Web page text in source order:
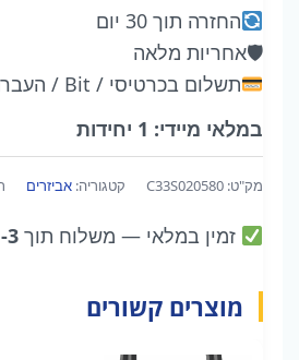
series
החזרה תוך 30 יום
🛡אחריות מלאה
תשלום בכרטיסי / Bit / העברה
במלאי מיידי: 1 יחידות
מק"ט: C33S020580 קטגוריה: אביזרים
זמין במלאי — משלוח תוך1-3
מוצרים קשורים